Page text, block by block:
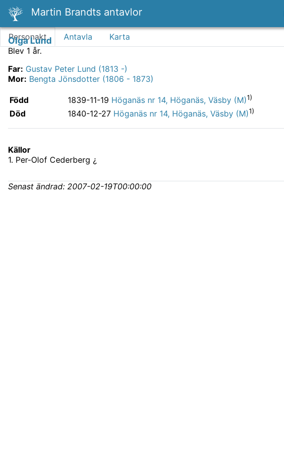
Martin Brandts antavlor
Personakt Antavla Karta
Olga Lund
Blev 1 år.
Far: Gustav Peter Lund (1813 -)
Mor: Bengta Jönsdotter (1806 - 1873)
Född 1839-11-19 Höganäs nr 14, Höganäs, Väsby (M)1)
Död 1840-12-27 Höganäs nr 14, Höganäs, Väsby (M)1)
Källor
1. Per-Olof Cederberg ¿
Senast ändrad: 2007-02-19T00:00:00